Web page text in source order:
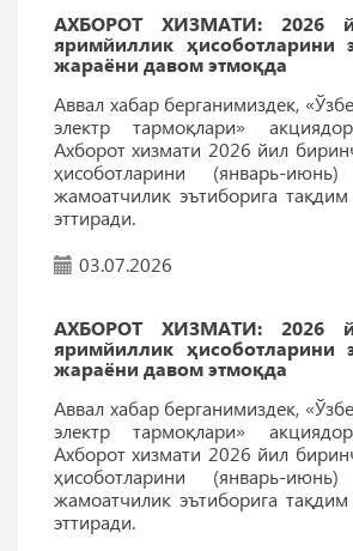
АХБОРОТ ХИЗМАТИ: 2026
яримйиллик ҳисоботларини
жараёни давом этмоқда
Аввал хабар берганимиздек,
электр тармоқлари»
Ахборот хизмати 2026 йил
ҳисоботларини (январь-
жамоатчилик эътиборига
эттиради.
03.07.2026
АХБОРОТ ХИЗМАТИ: 2026
яримйиллик ҳисоботларини
жараёни давом этмоқда
Аввал хабар берганимиздек,
электр тармоқлари»
Ахборот хизмати 2026 йил
ҳисоботларини (январь-
жамоатчилик эътиборига
эттиради.